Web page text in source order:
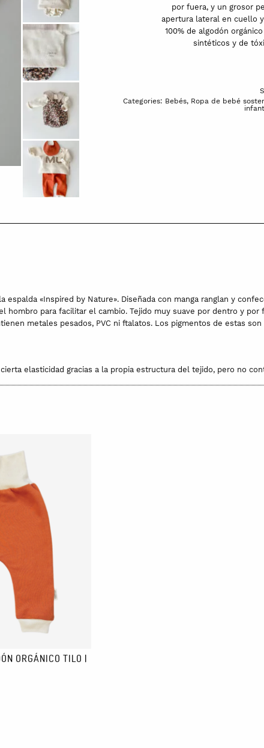
por fuera, y un grosor
apertura lateral en cuello
100% de algodón
sintéticos y de
Categories: Bebés, Ropa de bebé
«Inspired by Nature». Diseñada con manga ranglan y
hombro para facilitar el cambio. Tejido muy suave por dentro y
metales pesados, PVC ni ftalatos. Los pigmentos de estas
elasticidad gracias a la propia estructura del tejido, pero no
No uses lejía ni secadora. No la laves en seco. Puedes
ORGÁNICO TILO |